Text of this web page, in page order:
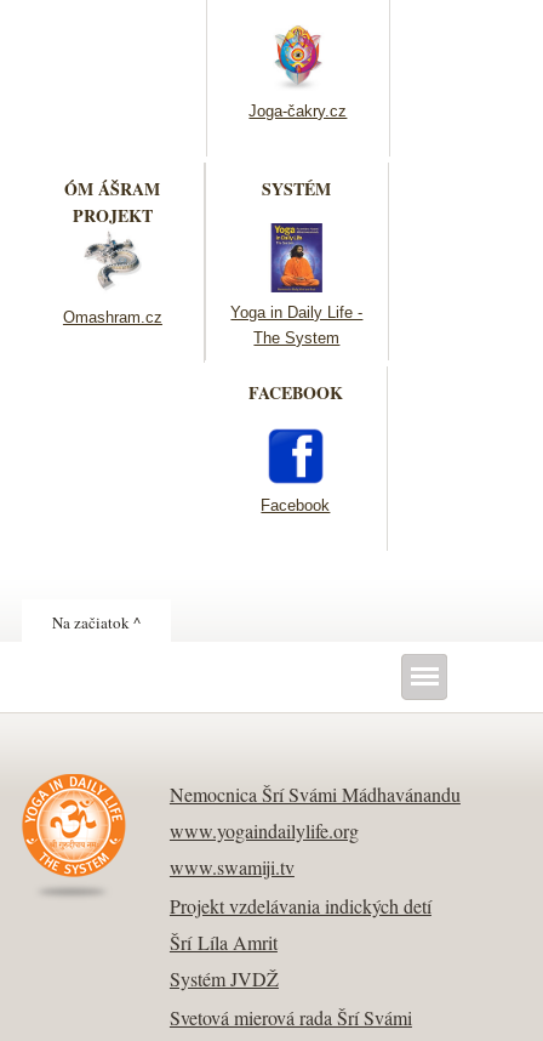
Joga-čakry.cz
ÓM ÁŠRAM
PROJEKT
Omashram.cz
SYSTÉM
Yoga in Daily Life -
The System
FACEBOOK
Facebook
Na začiatok ^
Nemocnica Šrí Svámi Mádhavánandu
www.yogaindailylife.org
www.swamiji.tv
Projekt vzdelávania indických detí
Šrí Líla Amrit
Systém JVDŽ
Svetová mierová rada Šrí Svámi